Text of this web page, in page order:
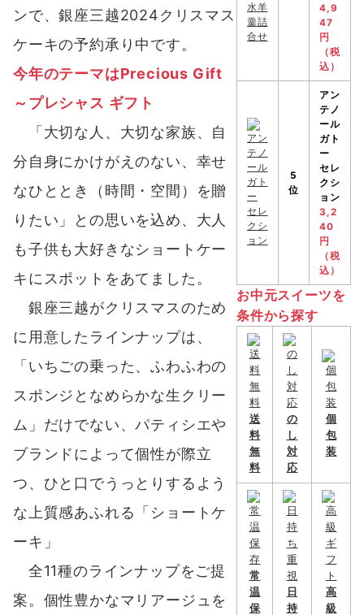
ンで、銀座三越2024クリスマス
ケーキの予約承り中です。
今年のテーマはPrecious Gift
～プレシャス ギフト
「大切な人、大切な家族、自
分自身にかけがえのない、幸せ
なひととき（時間・空間）を贈
りたい」との思いを込め、大⼈
も子供も⼤好きなショートケー
キにスポットをあてました。
銀座三越がクリスマスのため
に⽤意したラインナップは、
「いちごの乗った、ふわふわの
スポンジとなめらかな⽣クリー
ム」だけでない、パティシエや
ブランドによって個性が際⽴
つ、ひと⼝でうっとりするよう
な上質感あふれる「ショートケ
ーキ」
全11種のラインナップをご提
案。個性豊かなマリアージュを
4,9
47
円
（税
込）
5
位
アン
テノ
ール
ガト
ー
セレ
クシ
ョン
3,2
40
円
（税
込）
お中元スイーツを
条件から探す
送
料
無
料
の
し
対
応
個
包
装
常
温
保
日
持
高
級